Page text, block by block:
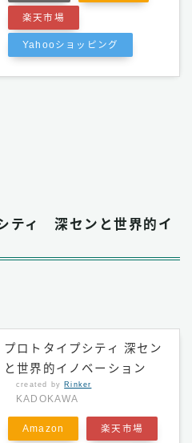
楽天市場
Yahooショッピング
ティ 深センと世界的イ
プロトタイプシティ 深セン
と世界的イノベーション
created by Rinker
KADOKAWA
Amazon 楽天市場